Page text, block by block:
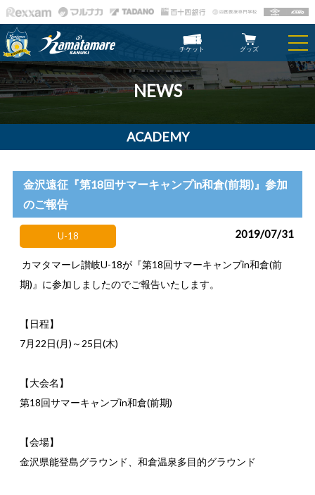
チケット グッズ
NEWS
ACADEMY
金沢遠征『第18回サマーキャンプin和倉(前期)』参加
のご報告
U-18 2019/07/31
カマタマーレ讃岐U-18が『第18回サマーキャンプin和倉(前
期)』に参加しましたのでご報告いたします。
【日程】
7月22日(月)～25日(木)
【大会名】
第18回サマーキャンプin和倉(前期)
【会場】
金沢県能登島グラウンド、和倉温泉多目的グラウンド